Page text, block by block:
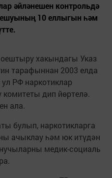
әйләнешен контрольдә
10 еллыгын һәм
хакындагы Указ
тарафыннан 2003 елда
РФ наркотиклар
комитеты дип йөртелә.
ала.
булып, наркотикларга
ачыклау һәм юк итүдән
медик-социаль